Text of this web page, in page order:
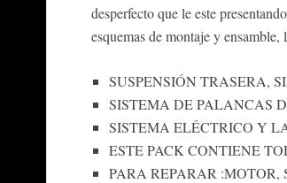
desperfecto que le este
esquemas de montaje y
SUSPENSIÓN TRASERA,
SISTEMA DE PALANCAS
SISTEMA ELÉCTRICO Y
ESTE PACK CONTIENE
PARA REPARAR